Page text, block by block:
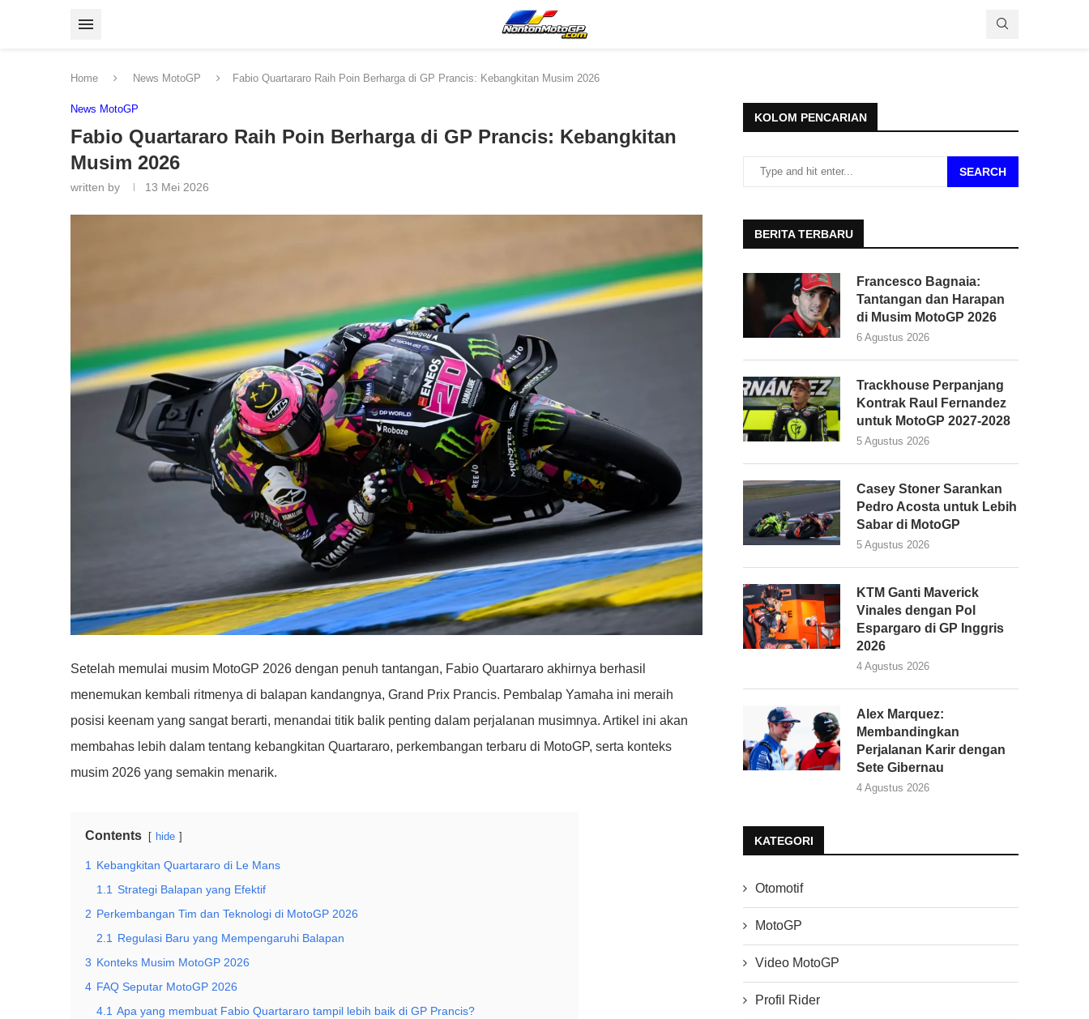
Home News MotoGP Fabio Quartararo Raih Poin Berharga di GP Prancis: Kebangkitan Musim 2026
News MotoGP
Fabio Quartararo Raih Poin Berharga di GP Prancis: Kebangkitan
Musim 2026
written by 13 Mei 2026
Setelah memulai musim MotoGP 2026 dengan penuh tantangan, Fabio Quartararo akhirnya berhasil
menemukan kembali ritmenya di balapan kandangnya, Grand Prix Prancis. Pembalap Yamaha ini meraih
posisi keenam yang sangat berarti, menandai titik balik penting dalam perjalanan musimnya. Artikel ini akan
membahas lebih dalam tentang kebangkitan Quartararo, perkembangan terbaru di MotoGP, serta konteks
musim 2026 yang semakin menarik.
Contents hide
1 Kebangkitan Quartararo di Le Mans
1.1 Strategi Balapan yang Efektif
2 Perkembangan Tim dan Teknologi di MotoGP 2026
2.1 Regulasi Baru yang Mempengaruhi Balapan
3 Konteks Musim MotoGP 2026
4 FAQ Seputar MotoGP 2026
4.1 Apa yang membuat Fabio Quartararo tampil lebih baik di GP Prancis?
KOLOM PENCARIAN
SEARCH
BERITA TERBARU
Francesco Bagnaia:
Tantangan dan Harapan
di Musim MotoGP 2026
6 Agustus 2026
Trackhouse Perpanjang
Kontrak Raul Fernandez
untuk MotoGP 2027-2028
5 Agustus 2026
Casey Stoner Sarankan
Pedro Acosta untuk Lebih
Sabar di MotoGP
5 Agustus 2026
KTM Ganti Maverick
Vinales dengan Pol
Espargaro di GP Inggris
2026
4 Agustus 2026
Alex Marquez:
Membandingkan
Perjalanan Karir dengan
Sete Gibernau
4 Agustus 2026
KATEGORI
Otomotif
MotoGP
Video MotoGP
Profil Rider